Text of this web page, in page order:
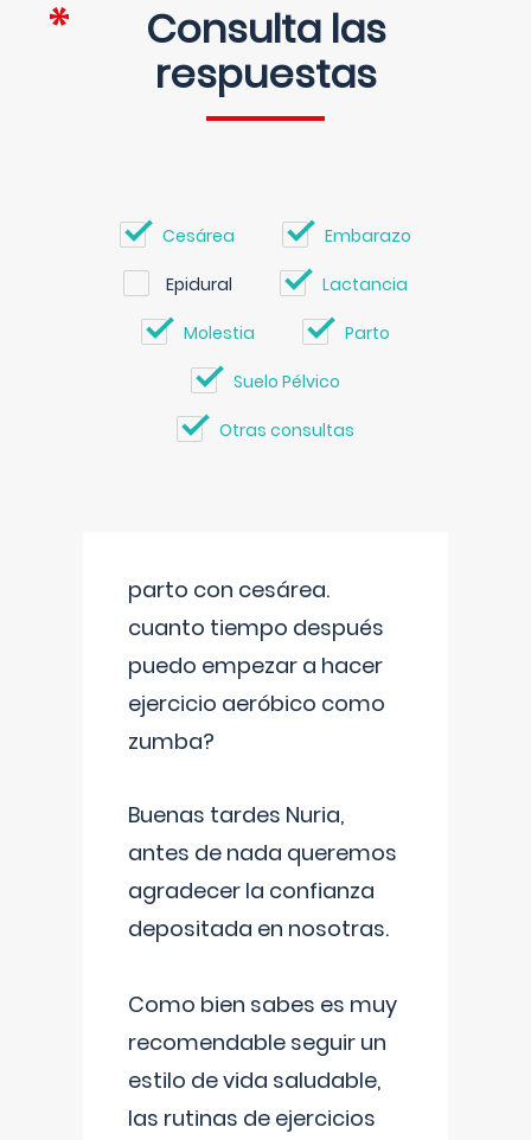
Consulta las
respuestas
Cesárea Embarazo
Epidural Lactancia
Molestia Parto
Suelo Pélvico
Otras consultas
parto con cesárea.
cuanto tiempo después
puedo empezar a hacer
ejercicio aeróbico como
zumba?
Buenas tardes Nuria,
antes de nada queremos
agradecer la confianza
depositada en nosotras.
Como bien sabes es muy
recomendable seguir un
estilo de vida saludable,
las rutinas de ejercicios